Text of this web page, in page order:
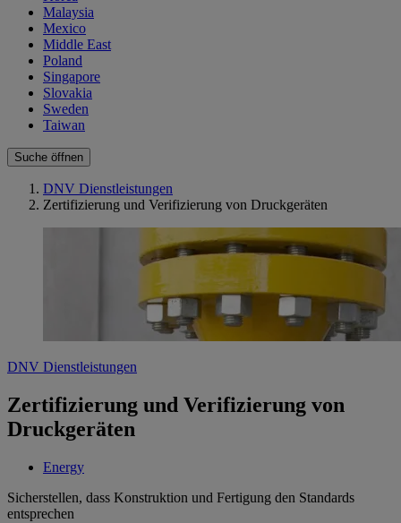
Malaysia
Mexico
Middle East
Poland
Singapore
Slovakia
Sweden
Taiwan
Suche öffnen
DNV Dienstleistungen
Zertifizierung und Verifizierung von Druckgeräten
DNV Dienstleistungen
Zertifizierung und Verifizierung von
Druckgeräten
Energy
Sicherstellen, dass Konstruktion und Fertigung den Standards
entsprechen